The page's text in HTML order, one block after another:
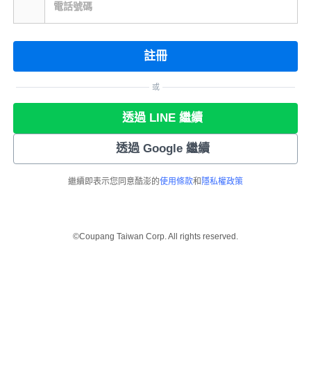
電話號碼
註冊
或
透過 LINE 繼續
透過 Google 繼續
繼續即表示您同意酷澎的使用條款和 隱私權政策
©Coupang Taiwan Corp. All rights reserved.